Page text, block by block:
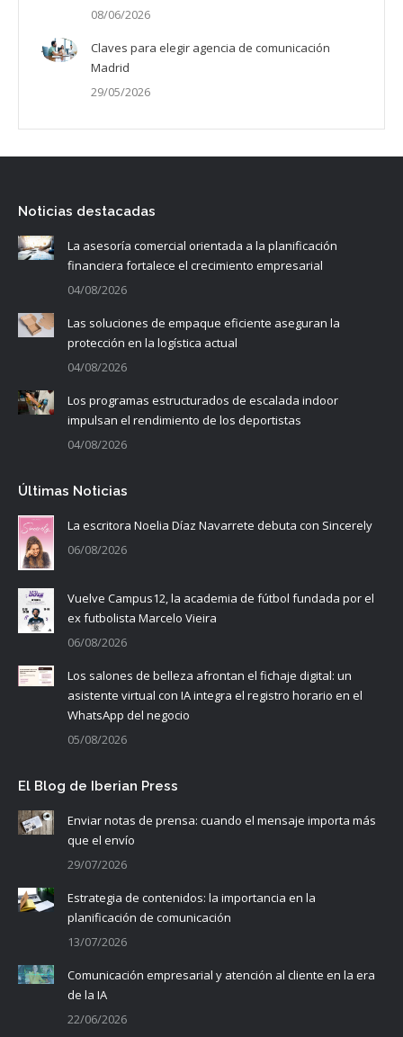
08/06/2026
Claves para elegir agencia de comunicación
Madrid
29/05/2026
Noticias destacadas
La asesoría comercial orientada a la planificación
financiera fortalece el crecimiento empresarial
04/08/2026
Las soluciones de empaque eficiente aseguran la
protección en la logística actual
04/08/2026
Los programas estructurados de escalada indoor
impulsan el rendimiento de los deportistas
04/08/2026
Últimas Noticias
La escritora Noelia Díaz Navarrete debuta con Sincerely
06/08/2026
Vuelve Campus12, la academia de fútbol fundada por el
ex futbolista Marcelo Vieira
06/08/2026
Los salones de belleza afrontan el fichaje digital: un
asistente virtual con IA integra el registro horario en el
WhatsApp del negocio
05/08/2026
El Blog de Iberian Press
Enviar notas de prensa: cuando el mensaje importa más
que el envío
29/07/2026
Estrategia de contenidos: la importancia en la
planificación de comunicación
13/07/2026
Comunicación empresarial y atención al cliente en la era
de la IA
22/06/2026